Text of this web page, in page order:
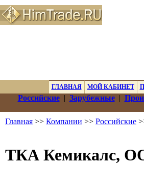
ГЛАВНАЯ МОЙ КАБИНЕТ
Российские| Зарубежные|
Главная >> Компании >> Российские
ТКА Кемикалс,